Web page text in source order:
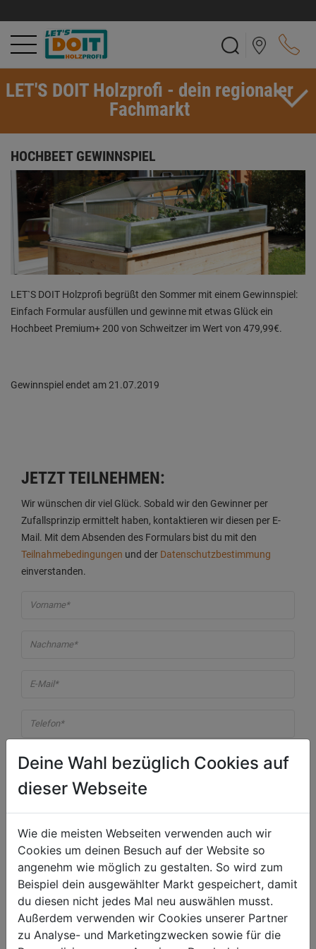
LET'S DOIT Holzprofi - dein regionaler
Fachmarkt
HOCHBEET GEWINNSPIEL
LET`S DOIT Holzprofi begrüßt den Sommer mit einem Gewinnspiel:
Einfach Formular ausfüllen und gewinne mit etwas Glück ein
Hochbeet Premium+ 200 von Schweitzer im Wert von 479,99€.
Gewinnspiel endet am 21.07.2019
JETZT TEILNEHMEN:
Wir wünschen dir viel Glück. Sobald wir den Gewinner per
Zufallsprinzip ermittelt haben, kontaktieren wir diesen per E-
Mail. Mit dem Absenden des Formulars bist du mit den
Teilnahmebedingungen und der Datenschutzbestimmung
einverstanden.
Vorname*
Nachname*
E-Mail*
Telefon*
Straße*
PLZ*
Ort*
Ja, ich habe dieDatenschutzerklärunggelesen und bin
damit einverstanden!
Deine Wahl bezüglich Cookies auf
dieser Webseite
Wie die meisten Webseiten verwenden auch wir
Cookies um deinen Besuch auf der Website so
angenehm wie möglich zu gestalten. So wird zum
Beispiel dein ausgewählter Markt gespeichert, damit
du diesen nicht jedes Mal neu auswählen musst.
Außerdem verwenden wir Cookies unserer Partner
zu Analyse- und Marketingzwecken sowie für die